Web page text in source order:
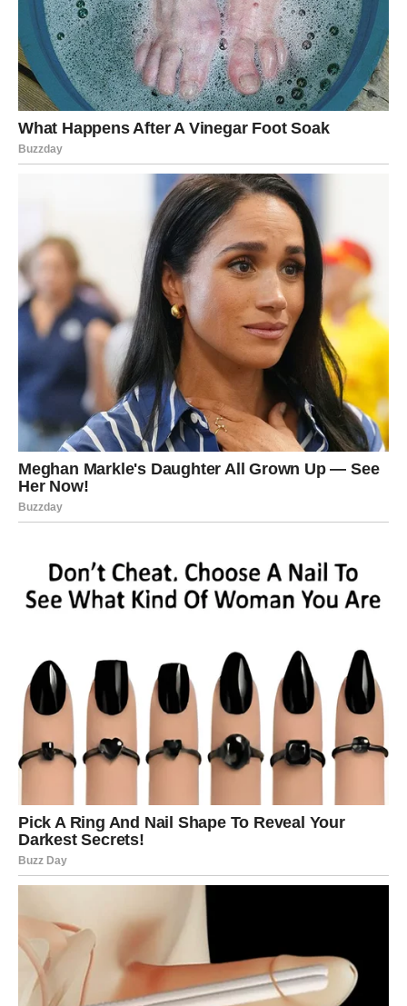
borba nije bila uzaludna.
Pred vama su dani puni lijepih iznenađenja, važnih
trenutaka i osjećaja koji će vas podsjetiti koliko život
može biti lijep kada zvijezde počnu da rade u vašu korist.